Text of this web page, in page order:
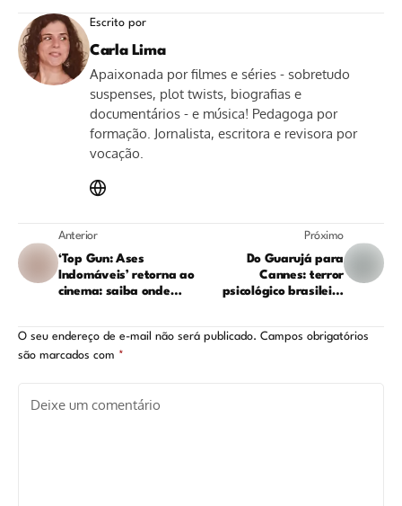
Escrito por
Carla Lima
Apaixonada por filmes e séries - sobretudo
suspenses, plot twists, biografias e
documentários - e música! Pedagoga por
formação. Jornalista, escritora e revisora por
vocação.
Anterior
‘Top Gun: Ases
Indomáveis’ retorna ao
cinema: saiba onde
Próximo
Do Guarujá para
Cannes: terror
psicológico brasileiro
O seu endereço de e-mail não será publicado. Campos obrigatórios
são marcados com *